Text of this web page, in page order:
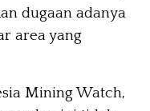
dugaan adanya
area yang
Mining Watch,